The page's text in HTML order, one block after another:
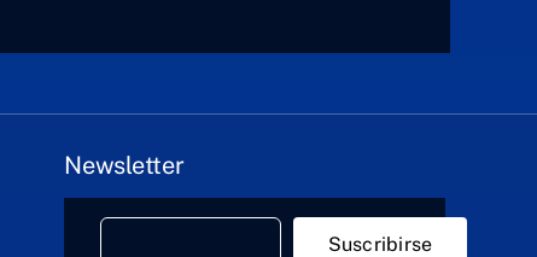
Newsletter
Suscribirse